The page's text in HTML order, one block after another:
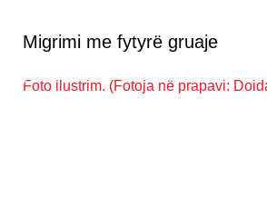
Migrimi me fytyrë gruaje